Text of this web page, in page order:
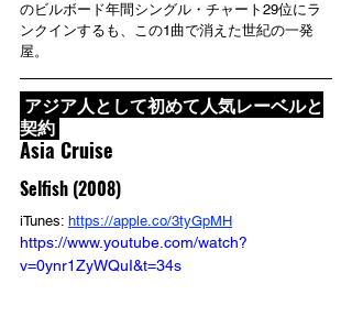
のビルボード年間シングル・チャート29位にラ
ンクインするも、この1曲で消えた世紀の一発
屋。
アジア人として初めて人気レーベルと
契約
Asia Cruise
Selfish (2008)
iTunes: https://apple.co/3tyGpMH
https://www.youtube.com/watch?
v=0ynr1ZyWQuI&t=34s